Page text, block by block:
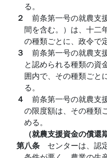
る。
２ 前条第一号の就農支
間を含む。）は、十二
の種類ごとに、政令で
３ 前条第一号の就農支
と認められる種類の資
囲内で、その種類ごと
る。
４ 前条第一号の就農支
の限度額は、その種類
める。
（就農支援資金の償還
第八条 センターは、認